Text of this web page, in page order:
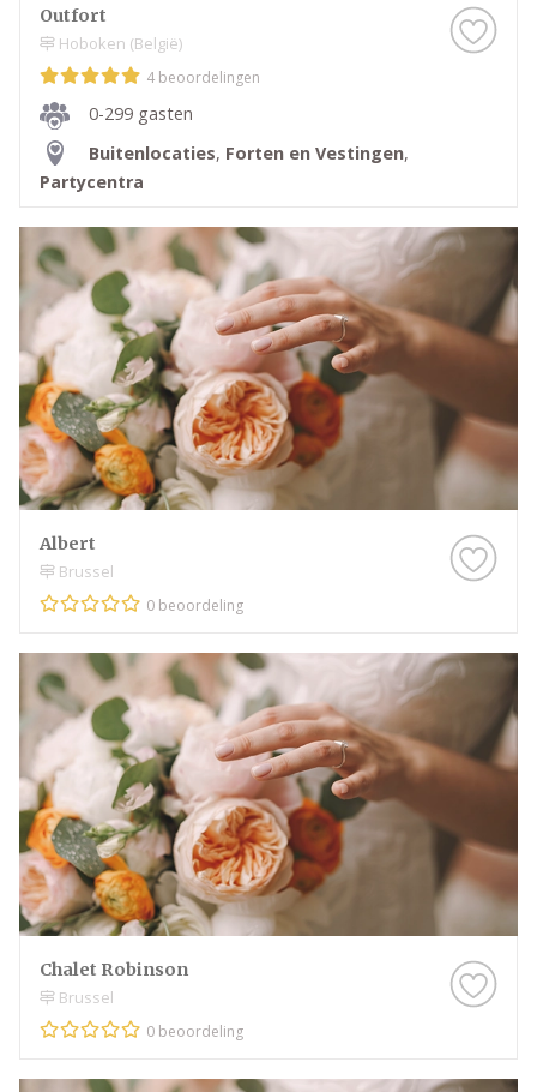
Outfort
Hoboken (België)
4 beoordelingen
0-299 gasten
Buitenlocaties, Forten en Vestingen,
Partycentra
Albert
Brussel
0 beoordeling
Chalet Robinson
Brussel
0 beoordeling